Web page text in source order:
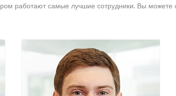
работают самые лучшие сотрудники. Вы